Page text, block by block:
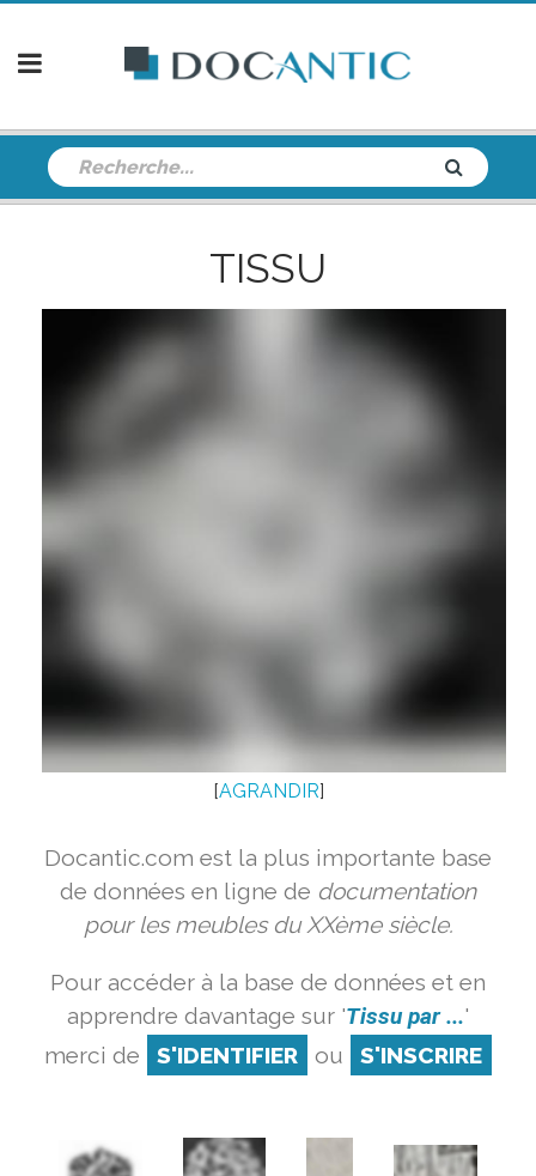
TISSU
[AGRANDIR]
Docantic.com est la plus importante base
de données en ligne de documentation
pour les meubles du XXème siècle.
Pour accéder à la base de données et en
apprendre davantage sur 'Tissu par ...'
merci de
S'IDENTIFIER ou S'INSCRIRE